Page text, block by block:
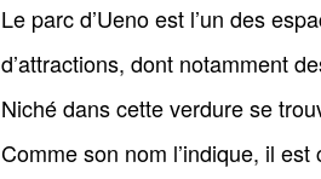
Le parc d’Ueno est l’un des
d’attractions, dont notamment
Niché dans cette verdure se
Comme son nom l’indique, il